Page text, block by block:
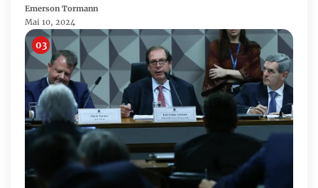
Emerson Tormann
Mai 10, 2024